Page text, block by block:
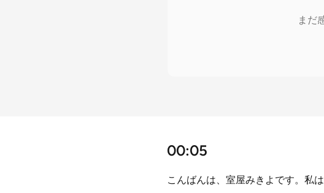
まだ
00:05
こんばんは、室屋みきよです。私